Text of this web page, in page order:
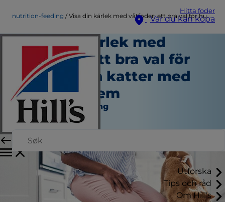
Hitta foder
Var du kan köpa
Utforska
Tips och råd
Om Hill's
nutrition-feeding Visa din kärlek med våtfoder: ett bra val för hundar och katter med hälsoproblem
Visa din kärlek med
våtfoder: ett bra val för
hundar och katter med
hälsoproblem
Näring och Utfodring
Skribent